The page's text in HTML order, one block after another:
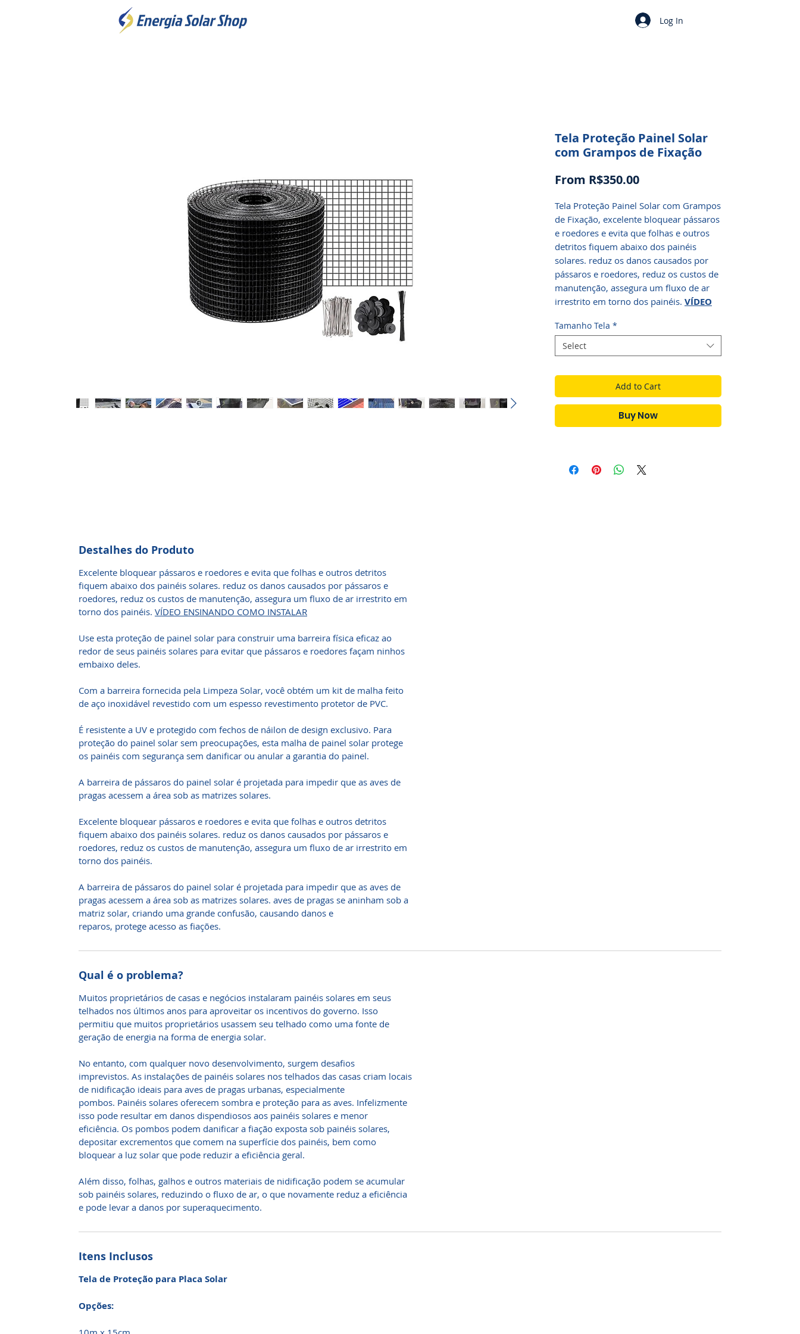
Log In
Tela Proteção Painel Solar
com Grampos de Fixação
From R$350.00Sale
Tela Proteção Painel Solar com Grampos
de Fixação, excelente bloquear pássaros
e roedores e evita que folhas e outros
detritos fiquem abaixo dos painéis
solares. reduz os danos causados ​​por
pássaros e roedores, reduz os custos de
manutenção, assegura um fluxo de ar
irrestrito em torno dos painéis. VÍDEO
Tamanho Tela *
Select
Add to Cart
Buy Now
Destalhes do Produto
Excelente bloquear pássaros e roedores e evita que folhas e outros detritos
fiquem abaixo dos painéis solares. reduz os danos causados ​​por pássaros e
roedores, reduz os custos de manutenção, assegura um fluxo de ar irrestrito em
torno dos painéis. VÍDEO ENSINANDO COMO INSTALAR
Use esta proteção de painel solar para construir uma barreira física eficaz ao
redor de seus painéis solares para evitar que pássaros e roedores façam ninhos
embaixo deles.
Com a barreira fornecida pela Limpeza Solar, você obtém um kit de malha feito
de aço inoxidável revestido com um espesso revestimento protetor de PVC.
É resistente a UV e protegido com fechos de náilon de design exclusivo. Para
proteção do painel solar sem preocupações, esta malha de painel solar protege
os painéis com segurança sem danificar ou anular a garantia do painel.
A barreira de pássaros do painel solar é projetada para impedir que as aves de
pragas acessem a área sob as matrizes solares.
Excelente bloquear pássaros e roedores e evita que folhas e outros detritos
fiquem abaixo dos painéis solares. reduz os danos causados ​​por pássaros e
roedores, reduz os custos de manutenção, assegura um fluxo de ar irrestrito em
torno dos painéis.
A barreira de pássaros do painel solar é projetada para impedir que as aves de
pragas acessem a área sob as matrizes solares. aves de pragas se aninham sob a
matriz solar, criando uma grande confusão, causando danos e
reparos, protege acesso as fiações.
Qual é o problema?
Muitos proprietários de casas e negócios instalaram painéis solares em seus
telhados nos últimos anos para aproveitar os incentivos do governo. Isso
permitiu que muitos proprietários usassem seu telhado como uma fonte de
geração de energia na forma de energia solar.
No entanto, com qualquer novo desenvolvimento, surgem desafios
imprevistos. As instalações de painéis solares nos telhados das casas criam locais
de nidificação ideais para aves de pragas urbanas, especialmente
pombos. Painéis solares oferecem sombra e proteção para as aves. Infelizmente
isso pode resultar em danos dispendiosos aos painéis solares e menor
eficiência. Os pombos podem danificar a fiação exposta sob painéis solares,
depositar excrementos que comem na superfície dos painéis, bem como
bloquear a luz solar que pode reduzir a eficiência geral.
Além disso, folhas, galhos e outros materiais de nidificação podem se acumular
sob painéis solares, reduzindo o fluxo de ar, o que novamente reduz a eficiência
e pode levar a danos por superaquecimento.
Itens Inclusos
Tela de Proteção para Placa Solar
Opções: